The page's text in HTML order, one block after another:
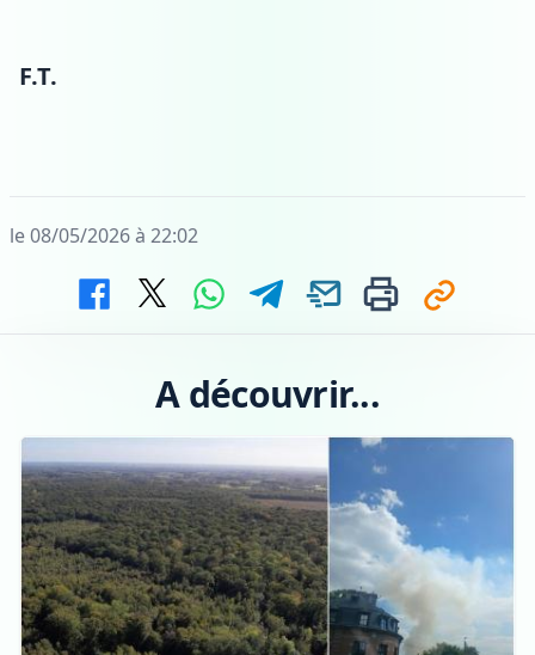
F.T.
le 08/05/2026 à 22:02
A découvrir...